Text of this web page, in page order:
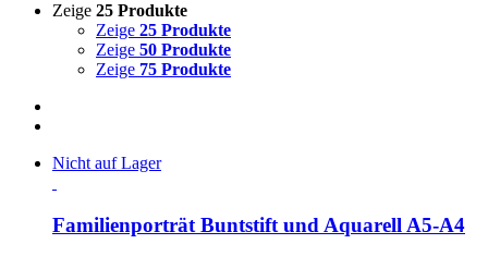
Zeige 25 Produkte
Zeige 25 Produkte
Zeige 50 Produkte
Zeige 75 Produkte
Nicht auf Lager
Familienporträt Buntstift und Aquarell A5-A4